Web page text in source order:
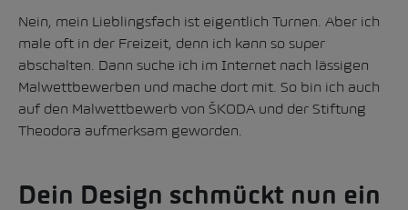
Nein, mein Lieblingsfach ist eigentlich Turnen. Aber ich
male oft in der Freizeit, denn ich kann so super
abschalten. Dann suche ich im Internet nach lässigen
Malwettbewerben und mache dort mit. So bin ich auch
auf den Malwettbewerb von ŠKODA und der Stiftung
Theodora aufmerksam geworden.
Dein Design schmückt nun ein